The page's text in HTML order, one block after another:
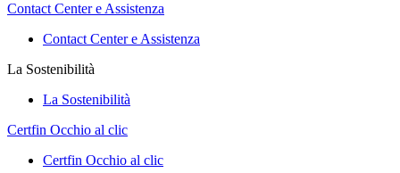
Contact Center e Assistenza
Contact Center e Assistenza
La Sostenibilità
La Sostenibilità
Certfin Occhio al clic
Certfin Occhio al clic